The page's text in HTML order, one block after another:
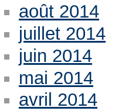
août 2014
juillet 2014
juin 2014
mai 2014
avril 2014